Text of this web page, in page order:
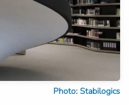
Photo: Stabilogics